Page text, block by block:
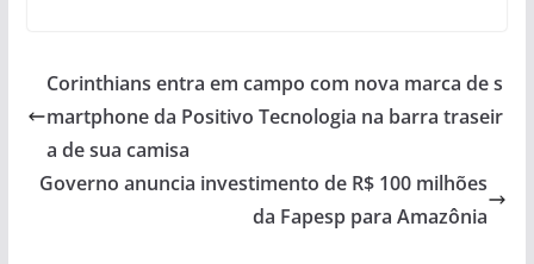
Corinthians entra em campo com nova marca de s
martphone da Positivo Tecnologia na barra traseir
a de sua camisa
Governo anuncia investimento de R$ 100 milhões
da Fapesp para Amazônia